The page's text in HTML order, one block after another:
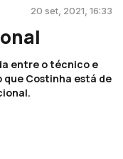
20 set, 2021, 16:33
entre o técnico e
que Costinha está de